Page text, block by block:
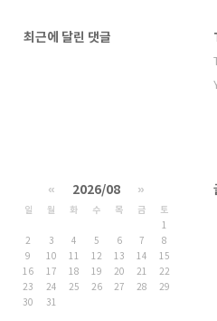
최근에 달린 댓글
« 2026/08 »
일 월 화 수 목 금
토
1
2
3 4 5 6 7
8
9
10 11 12 13 14
15
16
17 18 19 20 21
22
23
24 25 26 27 28
29
30
31